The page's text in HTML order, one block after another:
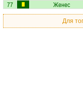
77 Женес
Для